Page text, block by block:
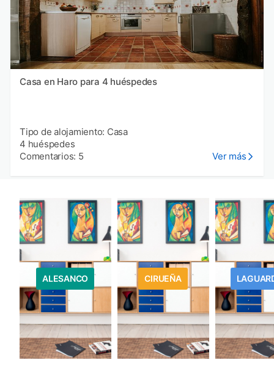
Casa en Haro para 4 huéspedes
Tipo de alojamiento: Casa
4 huéspedes
Comentarios: 5
Ver más
ALESANCO CIRUEÑA